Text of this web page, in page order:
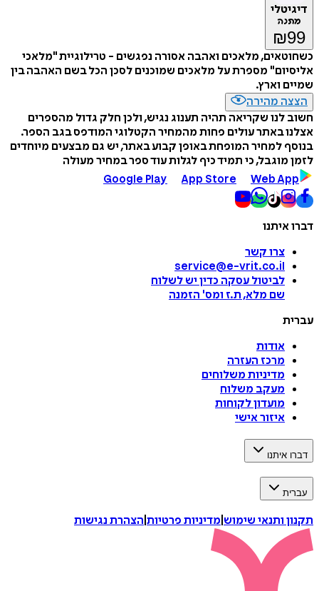
דיגיטלי
מתנה
₪99
כשחוטאים, מלאכים ואהבה אסורה נפגשים - טרילוגיית "מלאכי
אליסיום" מספרת על מלאכים שמוכנים לסכן הכל בשם האהבה בין
שמיים וארץ.
הצצה מהירה
חשוב לנו שקריאה תהיה תענוג נגיש, ולכן חלק גדול מהספרים
אצלנו באתר עולים פחות מהמחיר הקטלוגי המודפס בגב הספר.
בנוסף למחיר המופחת באופן קבוע באתר, יש גם מבצעים מיוחדים
לזמן מוגבל, כי תמיד כיף לגלות עוד ספר במחיר מעולה
Google Play
App Store Web App
דברו איתנו
צרו קשר
service@e-vrit.co.il
לביטול עסקה כדין יש לשלוח
שם מלא, ת.ז ומס' הזמנה
עברית
אודות
מרכז העזרה
מדיניות משלוחים
מעקב משלוח
מועדון לקוחות
איזור אישי
דברו איתנו
עברית
תקנון ותנאי שימוש מדיניות פרטיות הצהרת נגישות